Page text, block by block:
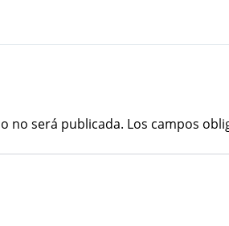
no será publicada. Los campos